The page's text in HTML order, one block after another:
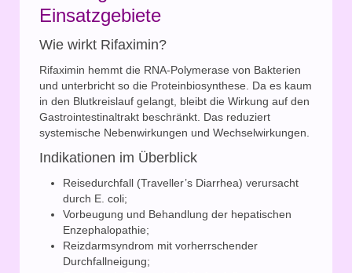
Einsatzgebiete
Wie wirkt Rifaximin?
Rifaximin hemmt die RNA-Polymerase von Bakterien
und unterbricht so die Proteinbiosynthese. Da es kaum
in den Blutkreislauf gelangt, bleibt die Wirkung auf den
Gastrointestinaltrakt beschränkt. Das reduziert
systemische Nebenwirkungen und Wechselwirkungen.
Indikationen im Überblick
Reisedurchfall (Traveller’s Diarrhea) verursacht
durch E. coli;
Vorbeugung und Behandlung der hepatischen
Enzephalopathie;
Reizdarmsyndrom mit vorherrschender
Durchfallneigung;